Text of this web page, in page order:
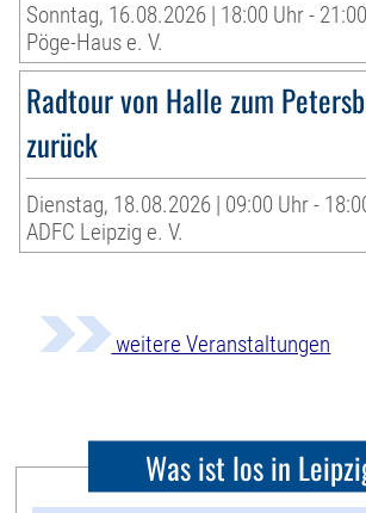
Sonntag, 16.08.2026 | 18:00 Uhr -
Pöge-Haus e. V.
Radtour von Halle zum
zurück
Dienstag, 18.08.2026 | 09:00 Uhr -
ADFC Leipzig e. V.
weitere Veranstaltungen
Was ist los in